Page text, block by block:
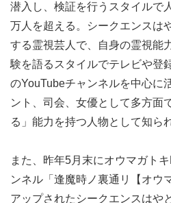
潜入し、検証を行うスタイルで
万人を超える。シークエンスは
する霊視芸人で、自身の霊視能
験を語るスタイルでテレビや登
のYouTubeチャンネルを中心に
ント、司会、女優として多方面
る」能力を持つ人物として知ら
また、昨年5月末にオウマガト
ンネル「逢魔時ノ裏通リ【オウ
アップされたシークエンスはや